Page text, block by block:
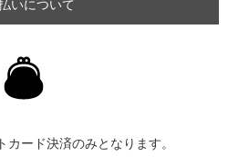
いについて
ード決済のみとなります。